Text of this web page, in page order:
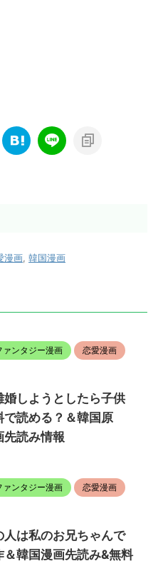
漫画 韓国漫画
ァンタジー漫画 恋愛漫画
婚しようとしたら子供
で読める？＆韓国原
先読み情報
ァンタジー漫画 恋愛漫画
人は私のお兄ちゃんで
＆韓国漫画先読み&無料